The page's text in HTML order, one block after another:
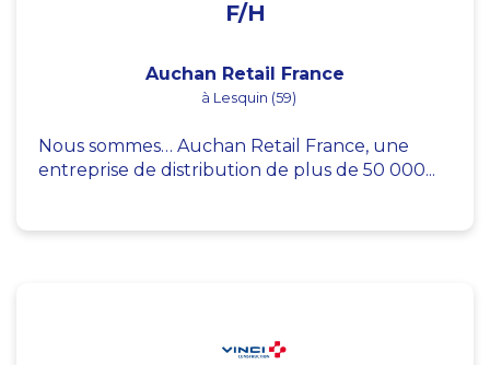
F/H
Auchan Retail France
à Lesquin (59)
Nous sommes… Auchan Retail France, une
entreprise de distribution de plus de 50 000...